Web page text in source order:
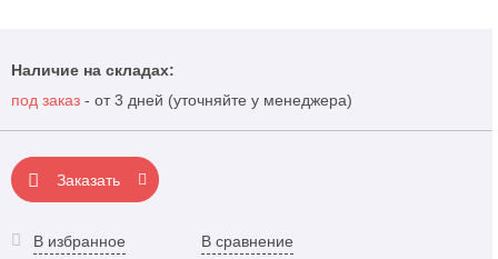
Наличие на складах:
под заказ - от 3 дней (уточняйте у менеджера)
Заказать
В избранное В сравнение